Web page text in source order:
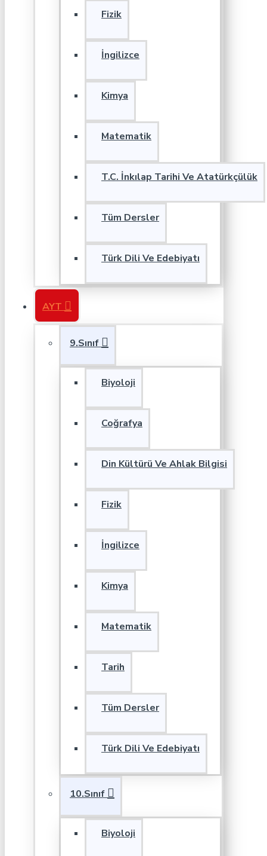
Fizik
İngilizce
Kimya
Matematik
T.C. İnkılap Tarihi Ve Atatürkçülük
Tüm Dersler
Türk Dili Ve Edebiyatı
AYT
9.Sınıf
Biyoloji
Coğrafya
Din Kültürü Ve Ahlak Bilgisi
Fizik
İngilizce
Kimya
Matematik
Tarih
Tüm Dersler
Türk Dili Ve Edebiyatı
10.Sınıf
Biyoloji